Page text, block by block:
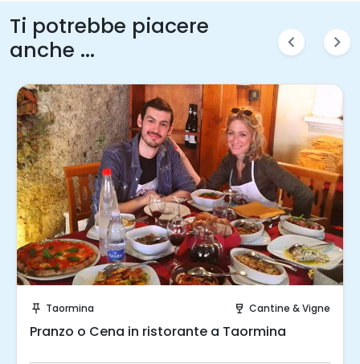
Ti potrebbe piacere
anche ...
chevron_left chevron_right
push_pin Taormina wine_bar Cantine & Vigne
Pranzo o Cena in ristorante a Taormina